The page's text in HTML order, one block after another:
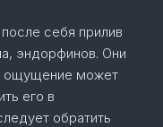
себя прилив
эндорфинов. Они
ощущение может
его в
обратить